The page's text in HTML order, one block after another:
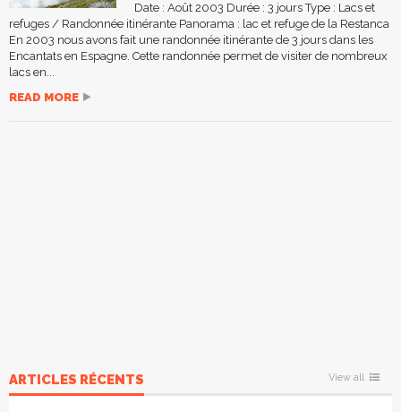
Date : Août 2003 Durée : 3 jours Type : Lacs et
refuges / Randonnée itinérante Panorama : lac et refuge de la Restanca
En 2003 nous avons fait une randonnée itinérante de 3 jours dans les
Encantats en Espagne. Cette randonnée permet de visiter de nombreux
lacs en...
READ MORE
ARTICLES RÉCENTS View all